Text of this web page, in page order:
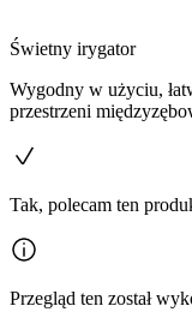
Świetny irygator
Wygodny w użyciu,
przestrzeni
Tak, polecam ten
Przegląd ten został